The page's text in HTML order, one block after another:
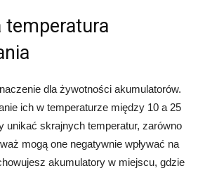
temperatura
dla żywotności akumulatorów.
ich w temperaturze między 10 a 25
unikać skrajnych temperatur, zarówno
mogą one negatywnie wpływać na
akumulatory w miejscu, gdzie